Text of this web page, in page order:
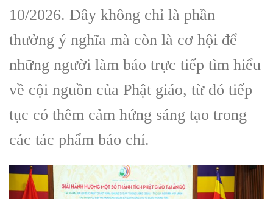
10/2026. Đây không chỉ là phần
thưởng ý nghĩa mà còn là cơ hội để
những người làm báo trực tiếp tìm hiểu
về cội nguồn của Phật giáo, từ đó tiếp
tục có thêm cảm hứng sáng tạo trong
các tác phẩm báo chí.